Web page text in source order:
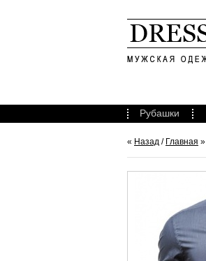
Рубашки
« Назад / Главная »